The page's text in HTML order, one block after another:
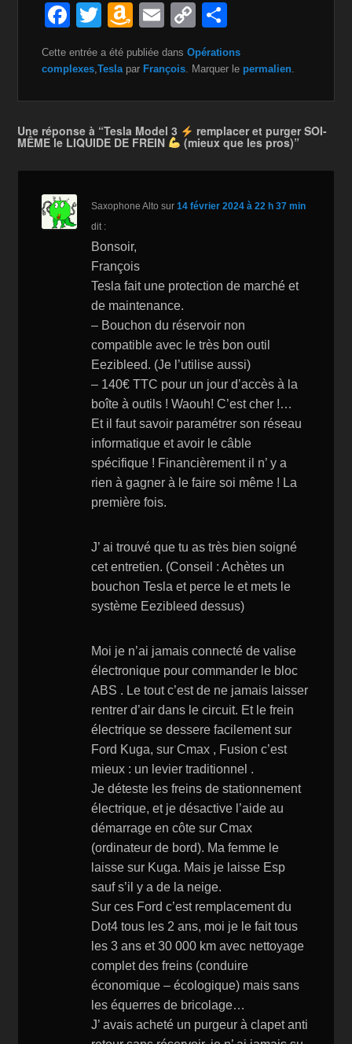
F
c
o
o
k
T
wi
tt
A
m
a
n
W
h
Li
st
E
m
ail
C
o
p
n
k
ta
Cette entrée a été publiée dansOpérations
complexes,Teslapar François. Marquer le permalien.
Une réponse à “Tesla Model 3 remplacer et purger SOI-
MÊME le LIQUIDE DE FREIN (mieux que les pros)”
Saxophone Alto sur14 février 2024 à 22 h 37 min
dit :
Bonsoir,
François
Tesla fait une protection de marché et
de maintenance.
– Bouchon du réservoir non
compatible avec le très bon outil
Eezibleed. (Je l’utilise aussi)
– 140€ TTC pour un jour d’accès à la
boîte à outils ! Waouh! C’est cher !…
Et il faut savoir paramétrer son réseau
informatique et avoir le câble
spécifique ! Financièrement il n’ y a
rien à gagner à le faire soi même ! La
première fois.
J’ ai trouvé que tu as très bien soigné
cet entretien. (Conseil : Achètes un
bouchon Tesla et perce le et mets le
système Eezibleed dessus)
Moi je n’ai jamais connecté de valise
électronique pour commander le bloc
ABS . Le tout c’est de ne jamais laisser
rentrer d’air dans le circuit. Et le frein
électrique se dessere facilement sur
Ford Kuga, sur Cmax , Fusion c’est
mieux : un levier traditionnel .
Je déteste les freins de stationnement
électrique, et je désactive l’aide au
démarrage en côte sur Cmax
(ordinateur de bord). Ma femme le
laisse sur Kuga. Mais je laisse Esp
sauf s’il y a de la neige.
Sur ces Ford c’est remplacement du
Dot4 tous les 2 ans, moi je le fait tous
les 3 ans et 30 000 km avec nettoyage
complet des freins (conduire
économique – écologique) mais sans
les équerres de bricolage…
J’ avais acheté un purgeur à clapet anti